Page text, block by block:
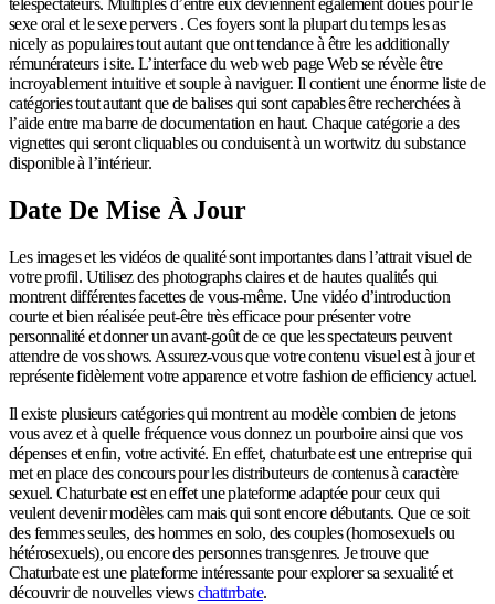
téléspectateurs. Multiples d’entre eux deviennent également doués pour le
sexe oral et le sexe pervers . Ces foyers sont la plupart du temps les as
nicely as populaires tout autant que ont tendance à être les additionally
rémunérateurs i site. L’interface du web web page Web se révèle être
incroyablement intuitive et souple à naviguer. Il contient une énorme liste de
catégories tout autant que de balises qui sont capables être recherchées à
l’aide entre ma barre de documentation en haut. Chaque catégorie a des
vignettes qui seront cliquables ou conduisent à un wortwitz du substance
disponible à l’intérieur.
Date De Mise À Jour
Les images et les vidéos de qualité sont importantes dans l’attrait visuel de
votre profil. Utilisez des photographs claires et de hautes qualités qui
montrent différentes facettes de vous-même. Une vidéo d’introduction
courte et bien réalisée peut-être très efficace pour présenter votre
personnalité et donner un avant-goût de ce que les spectateurs peuvent
attendre de vos shows. Assurez-vous que votre contenu visuel est à jour et
représente fidèlement votre apparence et votre fashion de efficiency actuel.
Il existe plusieurs catégories qui montrent au modèle combien de jetons
vous avez et à quelle fréquence vous donnez un pourboire ainsi que vos
dépenses et enfin, votre activité. En effet, chaturbate est une entreprise qui
met en place des concours pour les distributeurs de contenus à caractère
sexuel. Chaturbate est en effet une plateforme adaptée pour ceux qui
veulent devenir modèles cam mais qui sont encore débutants. Que ce soit
des femmes seules, des hommes en solo, des couples (homosexuels ou
hétérosexuels), ou encore des personnes transgenres. Je trouve que
Chaturbate est une plateforme intéressante pour explorer sa sexualité et
découvrir de nouvelles viewschattrrbate.